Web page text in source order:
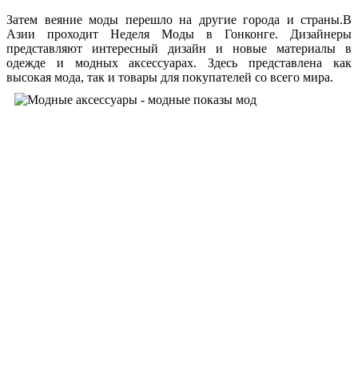
Затем веяние моды перешло на другие города и страны.В
Азии проходит Неделя Моды в Гонконге. Дизайнеры
представляют интересный дизайн и новые материалы в
одежде и модных аксессуарах. Здесь представлена как
высокая мода, так и товары для покупателей со всего мира.